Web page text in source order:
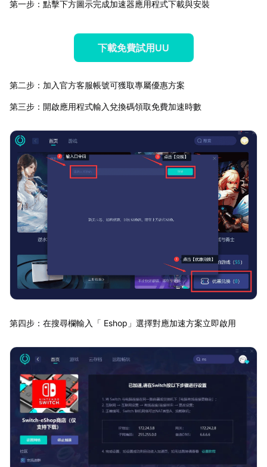
第一步：點擊下方圖示完成加速器應用程式下載與安裝
下載免費試用UU
第二步：加入官方客服帳號可獲取專屬優惠方案
第三步：開啟應用程式輸入兌換碼領取免費加速時數
第四步：在搜尋欄輸入「 Eshop」選擇對應加速方案立即啟用